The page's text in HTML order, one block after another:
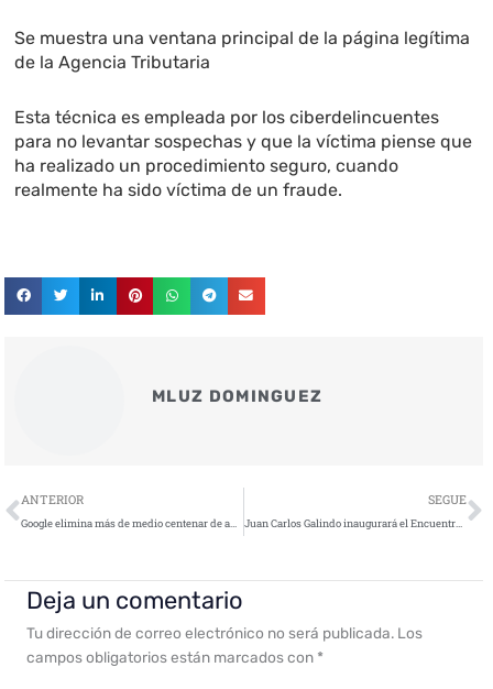
Se muestra una ventana principal de la página legítima
de la Agencia Tributaria
Esta técnica es empleada por los ciberdelincuentes
para no levantar sospechas y que la víctima piense que
ha realizado un procedimiento seguro, cuando
realmente ha sido víctima de un fraude.
MLUZ DOMINGUEZ
Ant
ANTERIOR
Google elimina más de medio centenar de apps porque contenian software malicioso
SEGUE
Juan Carlos Galindo inaugurará el Encuentro Referente en Ciberseguridad
Deja un comentario
Tu dirección de correo electrónico no será publicada. Los
campos obligatorios están marcados con *